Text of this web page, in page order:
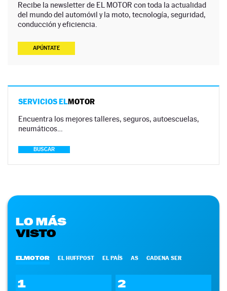
Recibe la newsletter de EL MOTOR con toda la actualidad
del mundo del automóvil y la moto, tecnología, seguridad,
conducción y eficiencia.
APÚNTATE
SERVICIOS ELMOTOR
Encuentra los mejores talleres, seguros, autoescuelas,
neumáticos…
BUSCAR
LO MÁS
VISTO
ELMOTOR EL HUFFPOST EL PAÍS AS CADENA SER
1 2